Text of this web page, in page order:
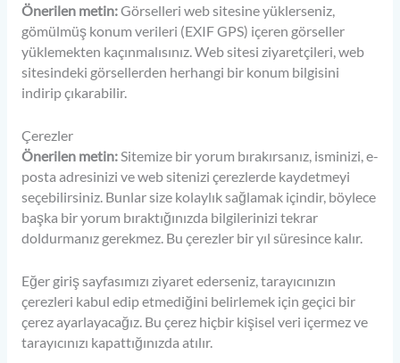
Önerilen metin:Görselleri web sitesine yüklerseniz,
gömülmüş konum verileri (EXIF GPS) içeren görseller
yüklemekten kaçınmalısınız. Web sitesi ziyaretçileri, web
sitesindeki görsellerden herhangi bir konum bilgisini
indirip çıkarabilir.
Çerezler
Önerilen metin:Sitemize bir yorum bırakırsanız, isminizi, e-
posta adresinizi ve web sitenizi çerezlerde kaydetmeyi
seçebilirsiniz. Bunlar size kolaylık sağlamak içindir, böylece
başka bir yorum bıraktığınızda bilgilerinizi tekrar
doldurmanız gerekmez. Bu çerezler bir yıl süresince kalır.
Eğer giriş sayfasımızı ziyaret ederseniz, tarayıcınızın
çerezleri kabul edip etmediğini belirlemek için geçici bir
çerez ayarlayacağız. Bu çerez hiçbir kişisel veri içermez ve
tarayıcınızı kapattığınızda atılır.